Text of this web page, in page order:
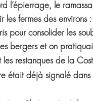
l’épierrage, le
fermes des environs
pour consolider les
bergers et on
restanques de la
était déjà signalé